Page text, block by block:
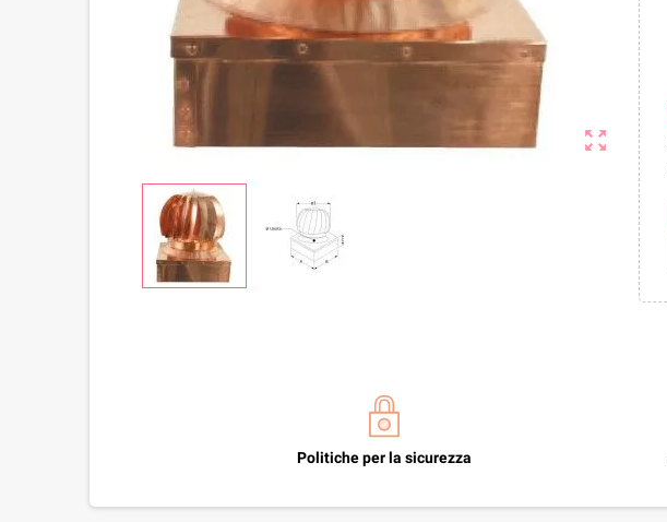
zoom_out_map
Politiche per la sicurezza